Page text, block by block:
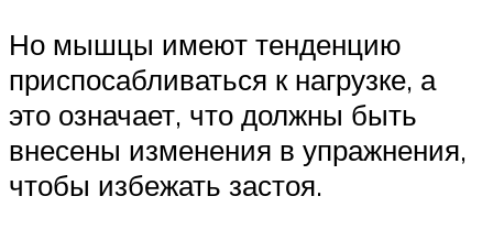
Но мышцы имеют тенденцию
приспосабливаться к нагрузке, а
это означает, что должны быть
внесены изменения в упражнения,
чтобы избежать застоя.